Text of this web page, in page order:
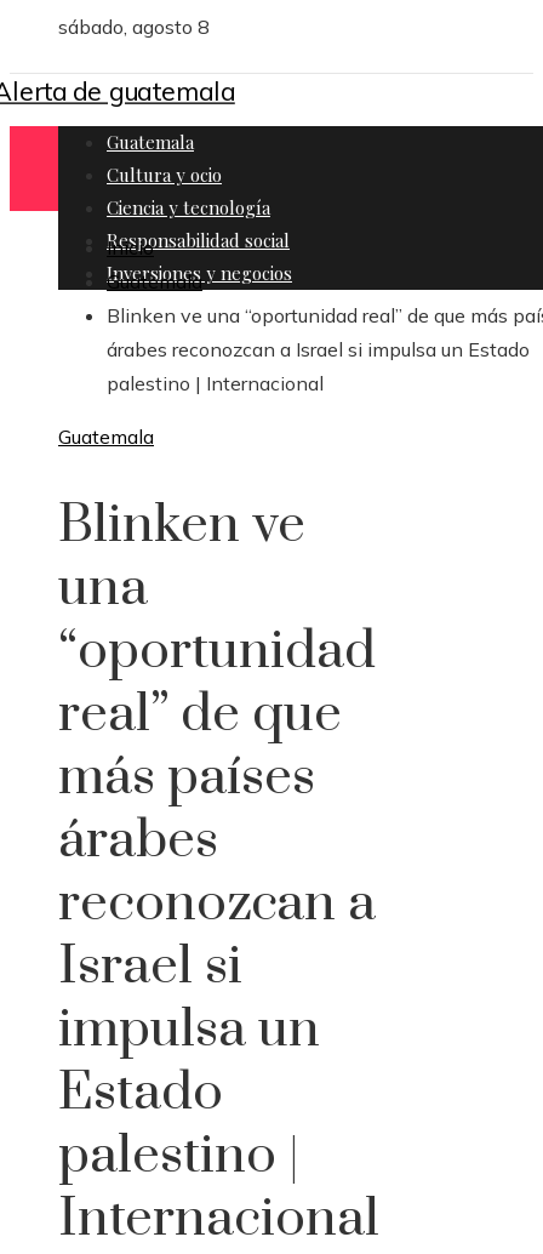
sábado, agosto 8
Guatemala
Cultura y ocio
Ciencia y tecnología
Responsabilidad social
Inversiones y negocios
Inicio
Guatemala
Blinken ve una “oportunidad real” de que más
árabes reconozcan a Israel si impulsa un Estado
palestino | Internacional
Guatemala
Blinken ve
una
“oportunidad
real” de que
más países
árabes
reconozcan a
Israel si
impulsa un
Estado
palestino |
Internacional